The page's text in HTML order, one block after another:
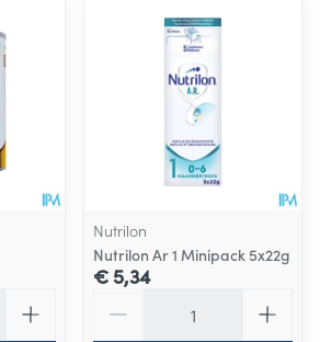
Nutrilon
Nutrilon Ar 1 Minipack 5x22g
€ 5,34